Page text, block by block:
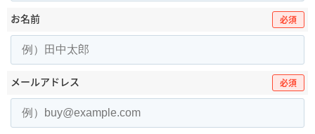
お名前 必須
メールアドレス 必須